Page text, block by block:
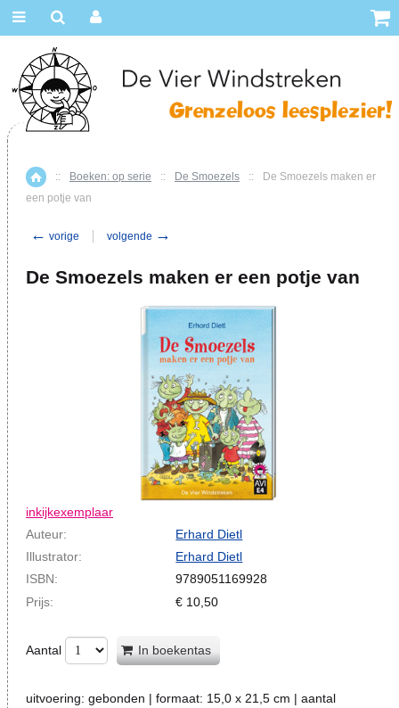
Home
:: Boeken: op serie :: De Smoezels ::
De Smoezels maken er
een potje van
← vorige volgende →
De Smoezels maken er een potje van
inkijkexemplaar
Auteur:
Erhard Dietl
Illustrator:
Erhard Dietl
ISBN:
9789051169928
Prijs:
€ 10,50
Aantal In boekentas
uitvoering: gebonden | formaat: 15,0 x 21,5 cm | aantal